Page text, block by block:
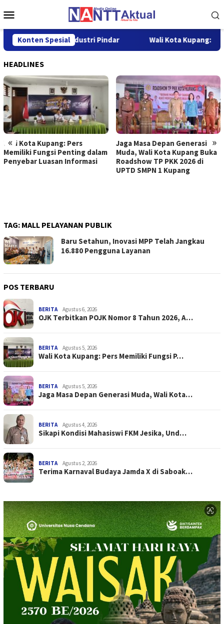
ke
Mobile
Konten Spesial
Industri Pindar Wali Kota Kupang: Pers Memiliki
HEADLINES
« »
Wali Kota Kupang: Pers
Memiliki Fungsi Penting dalam
Penyebar Luasan Informasi
Jaga Masa Depan Generasi
Muda, Wali Kota Kupang Buka
Roadshow TP PKK 2026 di
UPTD SMPN 1 Kupang
TAG: MALL PELAYANAN PUBLIK
Baru Setahun, Inovasi MPP Telah Jangkau
16.880 Pengguna Layanan
POS TERBARU
BERITA Agustus 6, 2026
OJK Terbitkan POJK Nomor 8 Tahun 2026, A…
BERITA Agustus 5, 2026
Wali Kota Kupang: Pers Memiliki Fungsi P…
BERITA Agustus 5, 2026
Jaga Masa Depan Generasi Muda, Wali Kota…
BERITA Agustus 4, 2026
Sikapi Kondisi Mahasiswi FKM Jesika, Und…
BERITA Agustus 2, 2026
Terima Karnaval Budaya Jamda X di Saboak…